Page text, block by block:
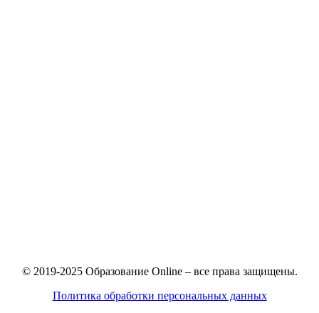
© 2019-2025 Образование Online – все права защищены.
Политика обработки персональных данных